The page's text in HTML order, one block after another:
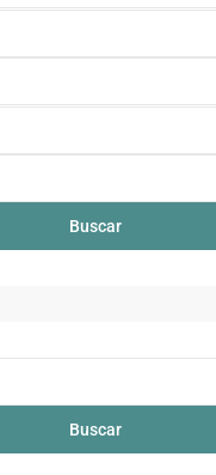
Buscar
Buscar